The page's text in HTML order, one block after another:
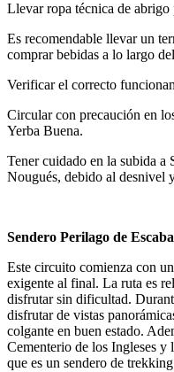
Llevar ropa técnica de abrigo
Es recomendable llevar un
comprar bebidas a lo largo
Verificar el correcto
Circular con precaución en
Yerba Buena.
Tener cuidado en la subida a
Nougués, debido al desnivel
Sendero Perilago de
Este circuito comienza con
exigente al final. La ruta es
disfrutar sin dificultad.
disfrutar de vistas
colgante en buen estado.
Cementerio de los Ingleses
que es un sendero de